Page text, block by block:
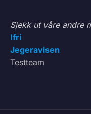
Sjekk ut våre andre
Ifri
Jegeravisen
Testteam